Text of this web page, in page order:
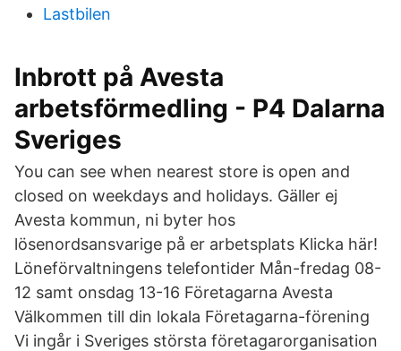
Lastbilen
Inbrott på Avesta
arbetsförmedling - P4 Dalarna
Sveriges
You can see when nearest store is open and
closed on weekdays and holidays. Gäller ej
Avesta kommun, ni byter hos
lösenordsansvarige på er arbetsplats Klicka här!
Löneförvaltningens telefontider Mån-fredag 08-
12 samt onsdag 13-16 Företagarna Avesta
Välkommen till din lokala Företagarna-förening
Vi ingår i Sveriges största företagarorganisation